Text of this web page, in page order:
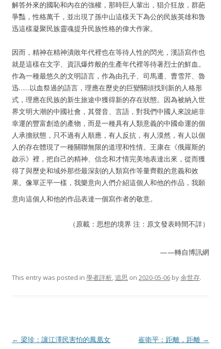
解答外來的國恥和內在的強權，那時巨人輩出，猖介狂放，群葩
爭豔，性格萬千，並出現了孫中山這樣天下為公的民族英雄和魯
迅這樣凝聚民族靈魂提升民族性格的偉大作家。
因而，精神在精神潰敗年代裡也在等待人性的閃光，漢語寫作也
就是這樣在文字、資訊爆炸般的生產年代裡等待著烈士的鮮血。
作為一種最悠久的文明語言，作為由孔子、司馬遷、曹雪芹、魯
迅……以血祭過的語言，理應在歷史的巨變關頭找到新的人格形
式，理應在民族的新生旅途中獲得新的存在狀態。因為被納入世
界文明大潮的中國社會，其聲音、言語，對我們中國人來說絕非
幸運的豐富創造的產物，而是一種具有人類意義的中國命運的個
人承擔狀態，只不過有人順應，有人反抗，有人漠然，有人以個
人的存在體現了一種關聯無限的道理和性情。王康在《俄羅斯的
啟示》裡，把自己的精神、信念和才情完美地表達出來，從而獲
得了與歷史和域外那些最深刻的人類寫作等量齊觀的意義和效
果。像單正平一樣，我樂意向人們介紹這個人和他的作品，我願
意向這個人和他的作品表達一個寫作者的敬意。
（原載：思想的境界 注：原文發表時間不詳）
——轉自博訊網
This entry was posted in 學者評析,追思 on 2020-05-06 by余世存.
Post
← 梁珍：讓江澤民害怕的鳳凰女
崔衛平：距離，距離 →